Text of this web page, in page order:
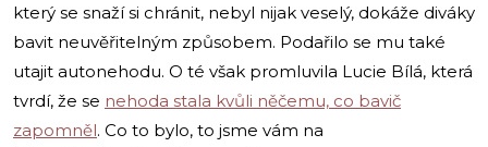
který se snaží si chránit, nebyl nijak veselý, dokáže diváky
bavit neuvěřitelným způsobem. Podařilo se mu také
utajit autonehodu. O té však promluvila Lucie Bílá, která
tvrdí, že se nehoda stala kvůli něčemu, co bavič
zapomněl. Co to bylo, to jsme vám na